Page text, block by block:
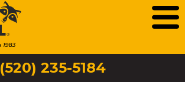
(520) 235-5184